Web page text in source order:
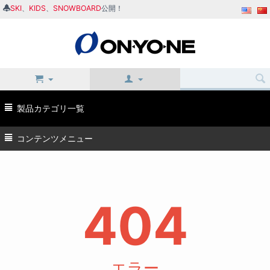
SKI KIDS SNOWBOARD公開！
製品カテゴリ一覧
コンテンツメニュー
404